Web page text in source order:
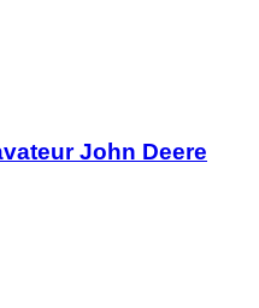
John Deere